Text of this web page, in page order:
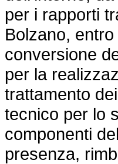
per i rapporti
Bolzano,
conversione
per la
trattamento
tecnico per lo
componenti
presenza,